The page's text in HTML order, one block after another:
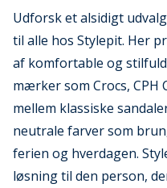
Udforsk et alsidigt
til alle hos Stylepit. Her
af komfortable og
mærker som Crocs,
mellem klassiske
neutrale farver som
ferien og hverdagen.
løsning til den person,